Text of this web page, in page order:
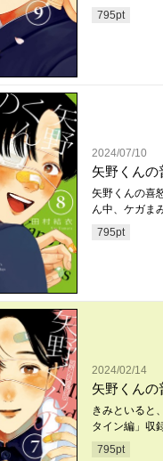
795pt
2024/07/10
矢野くんの
矢野くんの喜
ん中、ケガま
795pt
2024/02/14
矢野くんの
きみといると
タイン編」収
795pt